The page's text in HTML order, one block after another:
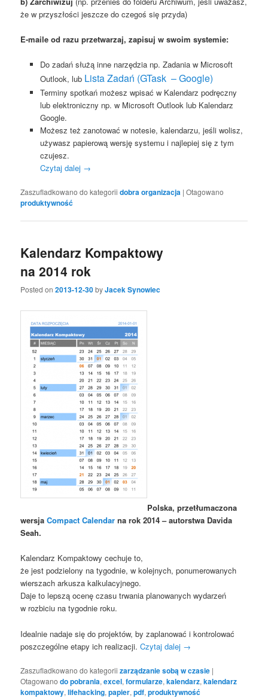
że w przyszłości jeszcze do czegoś się przyda)
E-maile od razu przetwarzaj, zapisuj w swoim systemie:
Do zadań służą inne narzędzia np. Zadania w Microsoft
Outlook, lub Lista Zadań (GTask – Google)
Terminy spotkań możesz wpisać w Kalendarz podręczny
lub elektroniczny np. w Microsoft Outlook lub Kalendarz
Google.
Możesz też zanotować w notesie, kalendarzu, jeśli wolisz,
używasz papierową wersję systemu i najlepiej się z tym
czujesz.
Czytaj dalej →
Zaszufladkowano do kategorii dobra organizacja |Otagowano
produktywność
Kalendarz Kompaktowy
na 2014 rok
Posted on2013-12-30byJacek Synowiec
Polska, przetłumaczona
wersjaCompact Calendar na rok 2014 – autorstwa Davida
Seah.
Kalendarz Kompaktowy cechuje to,
że jest podzielony na tygodnie, w kolejnych, ponumerowanych
wierszach arkusza kalkulacyjnego.
Daje to lepszą ocenę czasu trwania planowanych wydarzeń
w rozbiciu na tygodnie roku.
Idealnie nadaje się do projektów, by zaplanować i kontrolować
poszczególne etapy ich realizacji.Czytaj dalej →
Zaszufladkowano do kategorii zarządzanie sobą w czasie |
Otagowano do pobrania,excel,formularze,kalendarz,kalendarz
kompaktowy,lifehacking,papier,pdf,produktywność